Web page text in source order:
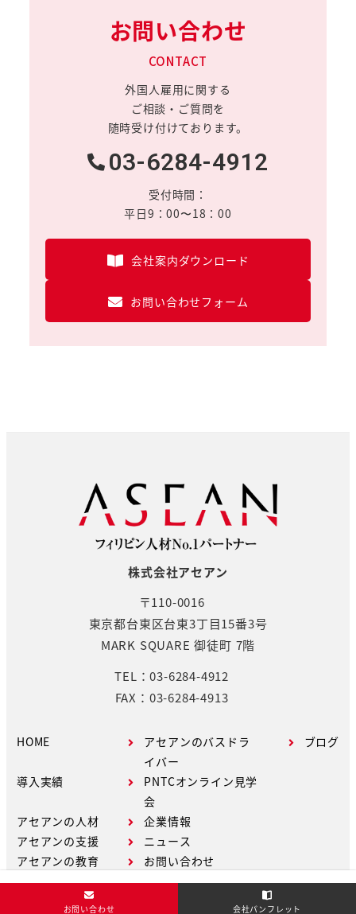
お問い合わせ
CONTACT
外国人雇用に関する
ご相談・ご質問を
随時受け付けております。
03-6284-4912
受付時間：
平日9：00〜18：00
会社案内ダウンロード
お問い合わせフォーム
株式会社アセアン
〒110-0016
東京都台東区台東3丁目15番3号
MARK SQUARE 御徒町 7階
TEL：03-6284-4912
FAX：03-6284-4913
HOME
導入実績
アセアンの人材
アセアンの支援
アセアンの教育
アセアンのバスドラ
イバー
PNTCオンライン見学
会
企業情報
ニュース
お問い合わせ
ブログ
お問い合わせ 会社パンフレット